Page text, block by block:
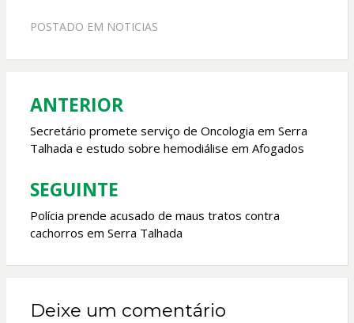
e
o
k
A
p
POSTADO EM NOTICIAS
Navegação
de
Post
ANTERIOR
Secretário promete serviço de Oncologia em Serra
Talhada e estudo sobre hemodiálise em Afogados
SEGUINTE
Polícia prende acusado de maus tratos contra
cachorros em Serra Talhada
Deixe um comentário